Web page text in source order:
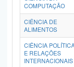
COMPUTAÇÃO
CIÊNCIA DE
ALIMENTOS
CIÊNCIA
E RELAÇÕES
INTERNACIONAIS